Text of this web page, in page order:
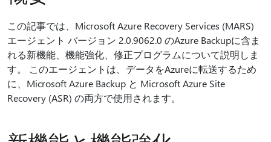
この記事では、Microsoft Azure Recovery Services (MARS)
エージェント バージョン 2.0.9062.0 のAzure Backupに含ま
れる新機能、機能強化、修正プログラムについて説明しま
す。 このエージェントは、データをAzureに転送するため
に、Microsoft Azure Backup と Microsoft Azure Site
Recovery (ASR) の両方で使用されます。